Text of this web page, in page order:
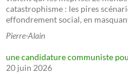
catastrophisme : les pires
effondrement social, en
Pierre-Alain
une candidature communiste
20 juin 2026